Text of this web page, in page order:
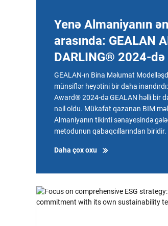
Yenə Almaniyanın
arasında: GEALAN
DARLING® 2024-də
GEALAN-ın Bina Məlumat
münsiflər heyətini bir daha
Award® 2024-də GEALAN həlli bir
nail oldu. Mükafat qazanan BIM
Almaniyanın tikinti sənayesində
metodunun qabaqcıllarından biridir.
Daha çox oxu